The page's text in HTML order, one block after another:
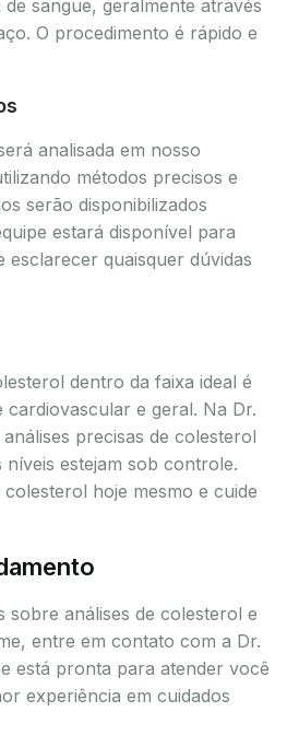
sangue, geralmente através
O procedimento é rápido e
analisada em nosso
métodos precisos e
serão disponibilizados
estará disponível para
quaisquer dúvidas
dentro da faixa ideal é
cardiovascular e geral. Na Dr.
precisas de colesterol
estejam sob controle.
hoje mesmo e cuide
sobre análises de colesterol e
entre em contato com a Dr.
está pronta para atender você
experiência em cuidados